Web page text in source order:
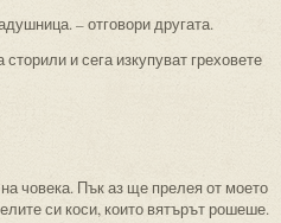
– отговори другата.
и сега изкупуват греховете
човека. Пък аз ще прелея от моето
си коси, които вятърът рошеше.